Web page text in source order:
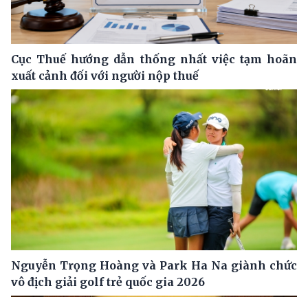
Cục Thuế hướng dẫn thống nhất việc tạm hoãn
xuất cảnh đối với người nộp thuế
Nguyễn Trọng Hoàng và Park Ha Na giành chức
vô địch giải golf trẻ quốc gia 2026